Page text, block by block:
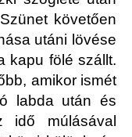
követően
utáni lövése
kapu fölé szállt.
amikor ismét
labda után és
múlásával